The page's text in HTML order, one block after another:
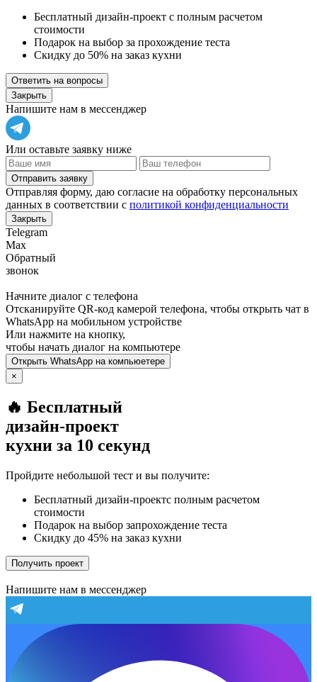
Бесплатный дизайн-проект с полным расчетом
стоимости
Подарок на выбор за прохождение теста
Скидку до 50% на заказ кухни
Ответить на вопросы
Закрыть
Напишите нам в мессенджер
Или оставьте заявку ниже
Отправить заявку
Отправляя форму, даю согласие на обработку персональных
данных в соответствии с политикой конфиденциальности
Закрыть
Telegram
Max
Обратный
звонок
Начните диалог с телефона
Отсканируйте QR-код камерой телефона, чтобы открыть чат в
WhatsApp на мобильном устройстве
Или нажмите на кнопку,
чтобы начать диалог на компьютере
Открыть WhatsApp на компьюетере
×
🔥 Бесплатный
дизайн-проект
кухни за 10 секунд
Пройдите небольшой тест и вы получите:
Бесплатный дизайн-проектс полным расчетом
стоимости
Подарок на выбор запрохождение теста
Скидку до 45% на заказ кухни
Получить проект
Напишите нам в мессенджер